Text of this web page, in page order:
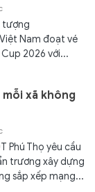
tượng
Nam đoạt vé
2026 với...
xã không
Phú Thọ yêu cầu
trương xây dựng
sắp xếp mạng...